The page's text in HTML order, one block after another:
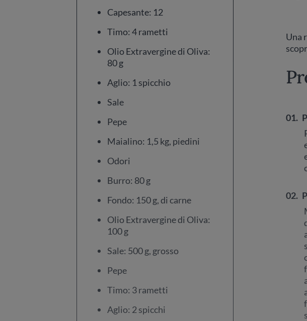
Capesante: 12
Timo: 4 rametti
Olio Extravergine di Oliva:
80 g
Aglio: 1 spicchio
Sale
Pepe
Maialino: 1,5 kg, piedini
Odori
Burro: 80 g
Fondo: 150 g, di carne
Olio Extravergine di Oliva:
100 g
Sale: 500 g, grosso
Pepe
Timo: 3 rametti
Aglio: 2 spicchi
Una
01.
02.